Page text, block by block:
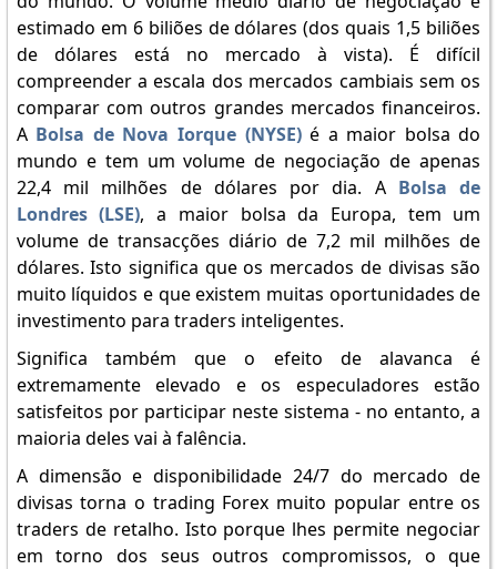
estimado em 6 biliões de dólares (dos quais 1,5 biliões
de dólares está no mercado à vista). É difícil
compreender a escala dos mercados cambiais sem os
comparar com outros grandes mercados financeiros.
A Bolsa de Nova Iorque (NYSE)é a maior bolsa do
mundo e tem um volume de negociação de apenas
22,4 mil milhões de dólares por dia. A Bolsa de
Londres (LSE), a maior bolsa da Europa, tem um
volume de transacções diário de 7,2 mil milhões de
dólares. Isto significa que os mercados de divisas são
muito líquidos e que existem muitas oportunidades de
investimento para traders inteligentes.
Significa também que o efeito de alavanca é
extremamente elevado e os especuladores estão
satisfeitos por participar neste sistema - no entanto, a
maioria deles vai à falência.
A dimensão e disponibilidade 24/7 do mercado de
divisas torna o trading Forex muito popular entre os
traders de retalho. Isto porque lhes permite negociar
em torno dos seus outros compromissos, o que